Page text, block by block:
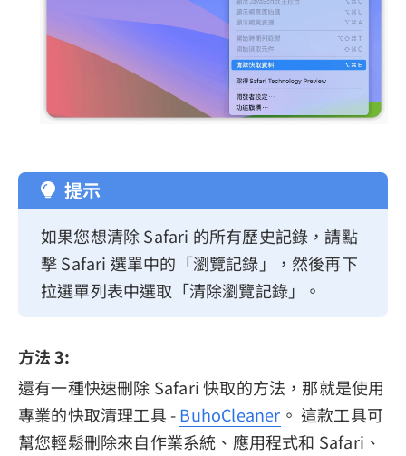
提示
如果您想清除 Safari 的所有歷史記錄，請點
擊 Safari 選單中的「瀏覽記錄」，然後再下
拉選單列表中選取「清除瀏覽記錄」。
方法 3:
還有一種快速刪除 Safari 快取的方法，那就是使用
專業的快取清理工具 -BuhoCleaner 。 這款工具可
幫您輕鬆刪除來自作業系統、應用程式和 Safari、